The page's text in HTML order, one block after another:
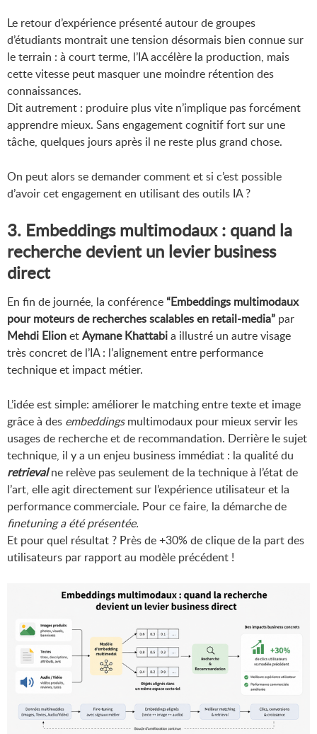
Le retour d’expérience présenté autour de groupes
d’étudiants montrait une tension désormais bien connue sur
le terrain : à court terme, l’IA accélère la production, mais
cette vitesse peut masquer une moindre rétention des
connaissances.
Dit autrement : produire plus vite n’implique pas forcément
apprendre mieux. Sans engagement cognitif fort sur une
tâche, quelques jours après il ne reste plus grand chose.
On peut alors se demander comment et si c’est possible
d’avoir cet engagement en utilisant des outils IA ?
3. Embeddings multimodaux : quand la
recherche devient un levier business
direct
En fin de journée, la conférence “Embeddings multimodaux
pour moteurs de recherches scalables en retail-media” par
Mehdi ElionetAymane Khattabia illustré un autre visage
très concret de l’IA : l’alignement entre performance
technique et impact métier.
L’idée est simple: améliorer le matching entre texte et image
grâce à des embeddingsmultimodaux pour mieux servir les
usages de recherche et de recommandation. Derrière le sujet
technique, il y a un enjeu business immédiat : la qualité du
retrievalne relève pas seulement de la technique à l’état de
l’art, elle agit directement sur l’expérience utilisateur et la
performance commerciale. Pour ce faire, la démarche de
finetuning a été présentée.
Et pour quel résultat ? Près de +30% de clique de la part des
utilisateurs par rapport au modèle précédent !